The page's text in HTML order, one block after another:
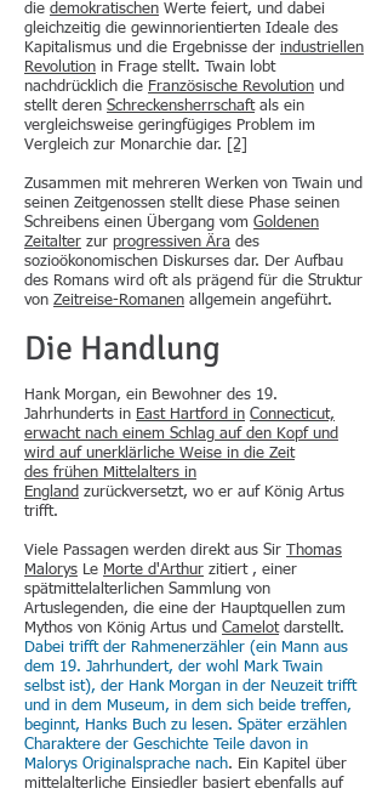
die demokratischen Werte feiert, und dabei
gleichzeitig die gewinnorientierten Ideale des
Kapitalismus und die Ergebnisse der industriellen
Revolution in Frage stellt. Twain lobt
nachdrücklich die Französische Revolution und
stellt deren Schreckensherrschaftals ein
vergleichsweise geringfügiges Problem im
Vergleich zur Monarchie dar.
[2]
Zusammen mit mehreren Werken von Twain und
seinen Zeitgenossen stellt diese Phase seinen
Schreibens einen Übergang vom Goldenen
Zeitalter zur progressiven Ära des
sozioökonomischen Diskurses dar. Der Aufbau
des Romans wird oft als prägend für die Struktur
von Zeitreise-Romanen allgemein angeführt.
Die Handlung
Hank Morgan, ein Bewohner des 19.
Jahrhunderts in East Hartford in Connecticut,
erwacht nach einem Schlag auf den Kopf und
wird auf unerklärliche Weise in die Zeit
des frühen Mittelalters in
England zurückversetzt, wo er auf König Artus
trifft.
Viele Passagen werden direkt aus Sir Thomas
Malorys Le Morte d'Arthur zitiert , einer
spätmittelalterlichen Sammlung von
Artuslegenden, die eine der Hauptquellen zum
Mythos von König Artus und Camelotdarstellt.
Dabei trifft der Rahmenerzähler (ein Mann aus
dem 19. Jahrhundert, der wohl Mark Twain
selbst ist), der Hank Morgan in der Neuzeit trifft
und in dem Museum, in dem sich beide treffen,
beginnt, Hanks Buch zu lesen. Später erzählen
Charaktere der Geschichte Teile davon in
Malorys Originalsprache nach. Ein Kapitel über
mittelalterliche Einsiedler basiert ebenfalls auf